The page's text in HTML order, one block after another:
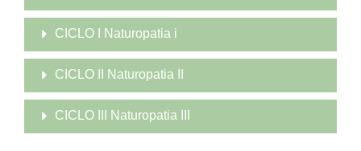
CICLO I Naturopatia i
CICLO II Naturopatia II
CICLO III Naturopatia III